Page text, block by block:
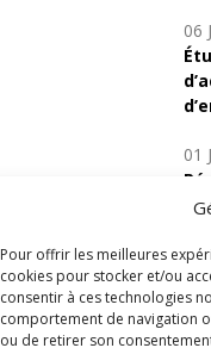
Pour offrir les meilleures
cookies pour stocker et/ou
consentir à ces technologies
comportement de navigation
ou de retirer son
06
01